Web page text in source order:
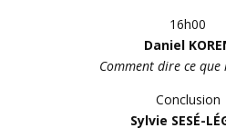
16h00
Daniel
Comment dire ce que
Conclusion
Sylvie SESÉ-